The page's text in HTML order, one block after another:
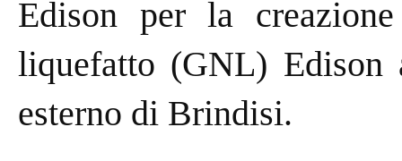
Edison per la
liquefatto (GNL) Edison
esterno di Brindisi.